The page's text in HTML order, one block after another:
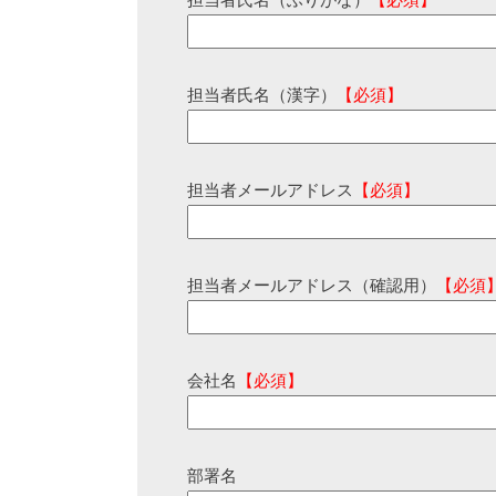
担当者氏名（漢字） 【必須】
担当者メールアドレス 【必須】
担当者メールアドレス（確認用） 【必須
会社名 【必須】
部署名